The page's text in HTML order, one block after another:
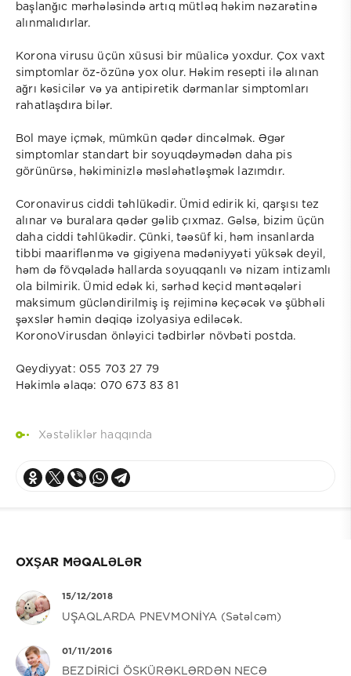
başlanğıc mərhələsində artıq mütləq həkim nəzarətinə
alınmalıdırlar.
Korona virusu üçün xüsusi bir müalicə yoxdur. Çox vaxt
simptomlar öz-özünə yox olur. Həkim resepti ilə alınan
ağrı kəsicilər və ya antipiretik dərmanlar simptomları
rahatlaşdıra bilər.
Bol maye içmək, mümkün qədər dincəlmək. Əgər
simptomlar standart bir soyuqdəymədən daha pis
görünürsə, həkiminizlə məsləhətləşmək lazımdır.
Coronavirus ciddi təhlükədir. Ümid edirik ki, qarşısı tez
alınar və buralara qədər gəlib çıxmaz. Gəlsə, bizim üçün
daha ciddi təhlükədir. Çünki, təəsüf ki, həm insanlarda
tibbi maariflənmə və gigiyena mədəniyyəti yüksək deyil,
həm də fövqəladə hallarda soyuqqanlı və nizam intizamlı
ola bilmirik. Ümid edək ki, sərhəd keçid məntəqələri
maksimum gücləndirilmiş iş rejiminə keçəcək və şübhəli
şəxslər həmin dəqiqə izolyasiya ediləcək.
KoronoVirusdan önləyici tədbirlər növbəti postda.
Qeydiyyat: 055 703 27 79
Həkimlə əlaqə: 070 673 83 81
Xəstəliklər haqqında
OXŞAR MƏQALƏLƏR
15/12/2018
UŞAQLARDA PNEVMONİYA (Sətəlcəm)
01/11/2016
BEZDİRİCİ ÖSKÜRƏKLƏRDƏN NECƏ